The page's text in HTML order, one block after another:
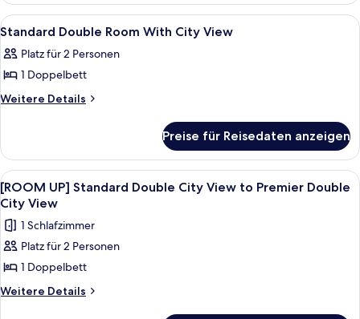
(No
Pool
Access)
anzeigen
Room,
City
(No
Pool
Alle
Fotos
für
Standard
Double
City
View
anzeigen
Hochwertige Bettwaren,
5
Standard Double Room With City View
Platz für 2 Personen
1 Doppelbett
Weitere Details
Weitere
Double
Room
With
City
View
Preise für Reisedaten anzeigen
Alle
Fotos
für
[ROOM
UP]
Standard
Double
Ein moderner Glasturm mit dem
7
[ROOM UP] Standard Double City View to Premier Double
City View
1 Schlafzimmer
Platz für 2 Personen
1 Doppelbett
Weitere Details
Weitere